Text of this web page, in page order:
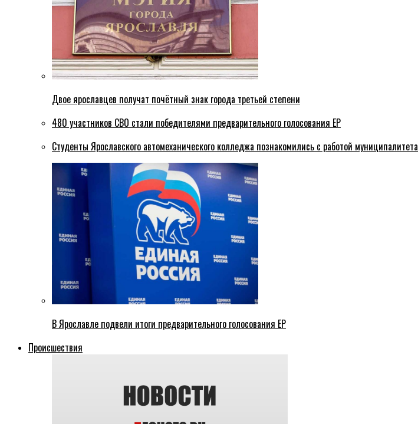
Двое ярославцев получат почётный знак города третьей степени
480 участников СВО стали победителями предварительного голосования ЕР
Студенты Ярославского автомеханического колледжа познакомились с работой муниципалитета
В Ярославле подвели итоги предварительного голосования ЕР
Происшествия